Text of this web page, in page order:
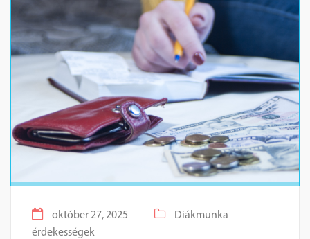
október 27, 2025
Diákmunka
érdekességek